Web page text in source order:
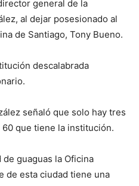
general de la
al dejar posesionado al
de Santiago, Tony Bueno.
descalabrada
señaló que solo hay tres
que tiene la institución.
guaguas la Oficina
de esta ciudad tiene una